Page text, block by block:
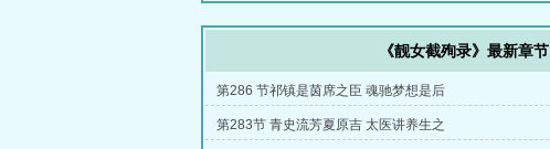
《靓女截殉录》最新章节
第286 节祁镇是茵席之臣 魂驰梦想是后
第283节 青史流芳夏原吉 太医讲养生之